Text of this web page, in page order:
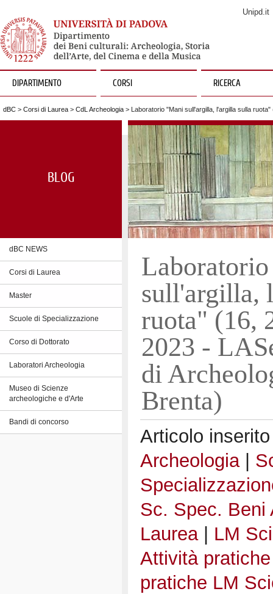
Unipd.it
DIPARTIMENTO CORSI RICERCA
dBC > Corsi di Laurea > CdL Archeologia > Laboratorio "Mani sull'argilla, l'argilla sulla
BLOG
dBC NEWS
Corsi di Laurea
Master
Scuole di Specializzazione
Corso di Dottorato
Laboratori Archeologia
Museo di Scienze
archeologiche e d'Arte
Bandi di concorso
sull'argilla,
ruota" (16,
2023 -
di
Brenta)
Articolo
Archeologia|
Sc. Spec. Beni
Laurea| LM
Attività
pratiche LM